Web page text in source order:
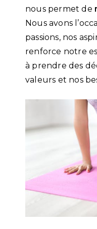
nous permet de
Nous avons
passions, nos
renforce notre
à prendre des
valeurs et nos